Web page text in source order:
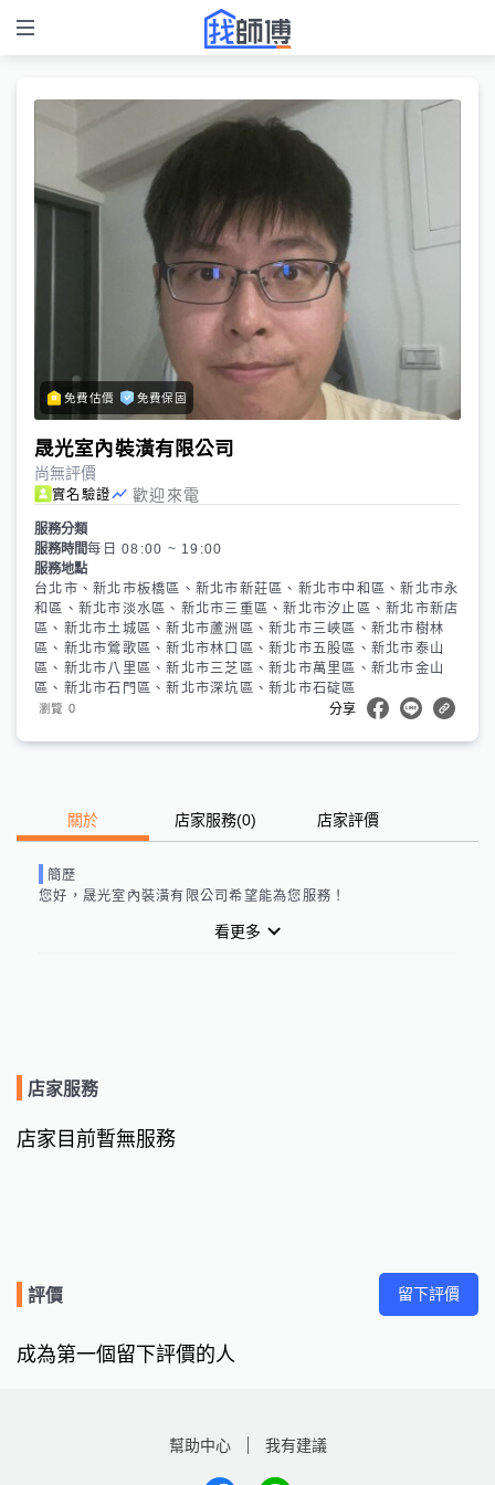
免費估價 免費保固
晟光室內裝潢有限公司
尚無評價
實名驗證 歡迎來電
服務分類
服務時間每日 08:00 ~ 19:00
服務地點
台北市、新北市板橋區、新北市新莊區、新北市中和區、新北市永
和區、新北市淡水區、新北市三重區、新北市汐止區、新北市新店
區、新北市土城區、新北市蘆洲區、新北市三峽區、新北市樹林
區、新北市鶯歌區、新北市林口區、新北市五股區、新北市泰山
區、新北市八里區、新北市三芝區、新北市萬里區、新北市金山
區、新北市石門區、新北市深坑區、新北市石碇區
瀏覽 0 分享
關於 店家服務(0) 店家評價
簡歷
您好， 晟光室內裝潢有限公司希望能為您服務！
看更多
店家服務
店家目前暫無服務
評價 留下評價
成為第一個留下評價的人
幫助中心 我有建議